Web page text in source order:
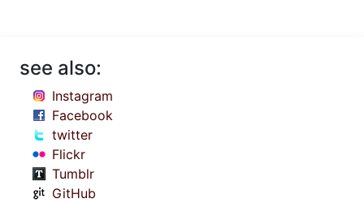
see also:
Instagram
Facebook
twitter
Flickr
Tumblr
GitHub